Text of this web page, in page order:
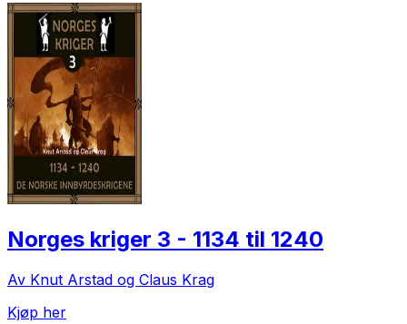
Norges kriger 3 - 1134 til 1240
Av Knut Arstad og Claus Krag
Kjøp her